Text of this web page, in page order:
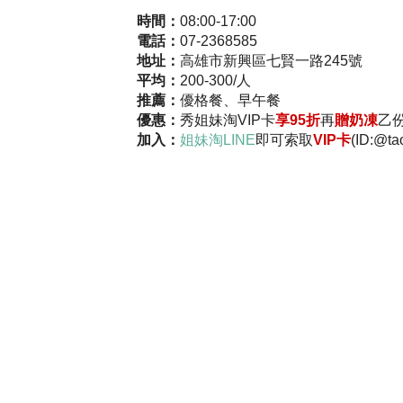
時間： 08:00-17:00
電話： 07-2368585
地址： 高雄市新興區七賢一路245號
平均： 200-300/人
推薦： 優格餐、早午餐
優惠： 秀姐妹淘VIP卡享95折再贈奶凍乙
加入： 姐妹淘LINE即可索取VIP卡